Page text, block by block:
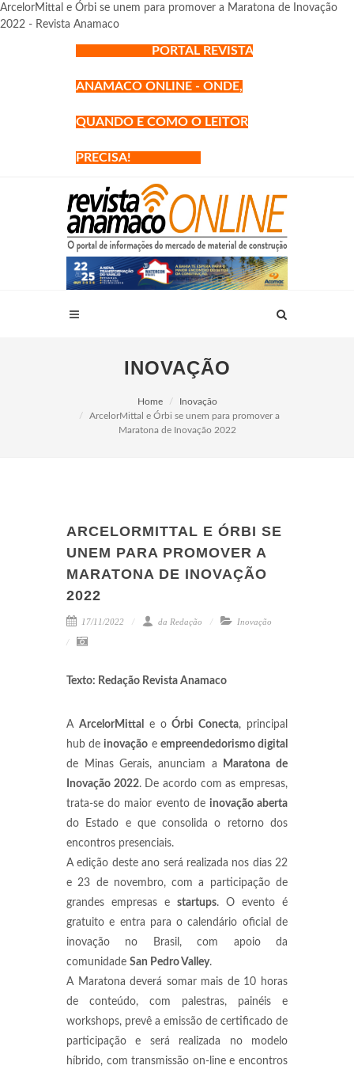
ArcelorMittal e Órbi se unem para promover a Maratona de Inovação
2022 - Revista Anamaco
PORTAL REVISTA
ANAMACO ONLINE - ONDE,
QUANDO E COMO O LEITOR
PRECISA!
INOVAÇÃO
Home
Inovação
ArcelorMittal e Órbi se unem para promover a
Maratona de Inovação 2022
ARCELORMITTAL E ÓRBI SE
UNEM PARA PROMOVER A
MARATONA DE INOVAÇÃO
2022
17/11/2022 da Redação Inovação
Texto: Redação Revista Anamaco
A ArcelorMittal e oÓrbi Conecta, principal
hub de inovação e empreendedorismo digital
de Minas Gerais, anunciam a
Maratona de
Inovação 2022. De acordo com as empresas,
trata-se do maior evento de inovação aberta
do Estado e que consolida o retorno dos
encontros presenciais.
A edição deste ano será realizada nos dias 22
e 23 de novembro, com a participação de
grandes empresas e startups. O evento é
gratuito e entra para o calendário oficial de
inovação no Brasil, com apoio da
comunidade San Pedro Valley.
A Maratona deverá somar mais de 10 horas
de conteúdo, com palestras, painéis e
workshops, prevê a emissão de certificado de
participação e será realizada no modelo
híbrido, com transmissão on-line e encontros